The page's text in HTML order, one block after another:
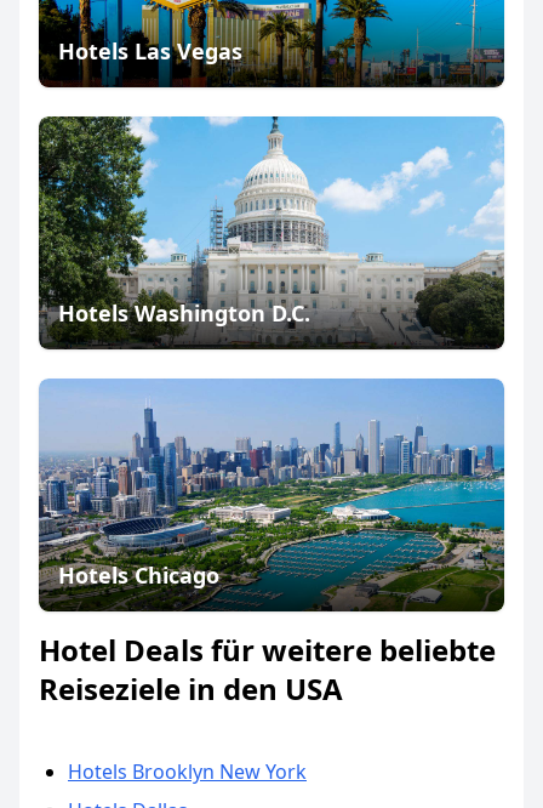
Hotels Las Vegas
Hotels Washington D.C.
Hotels Chicago
Hotel Deals für weitere beliebte
Reiseziele in den USA
Hotels Brooklyn New York